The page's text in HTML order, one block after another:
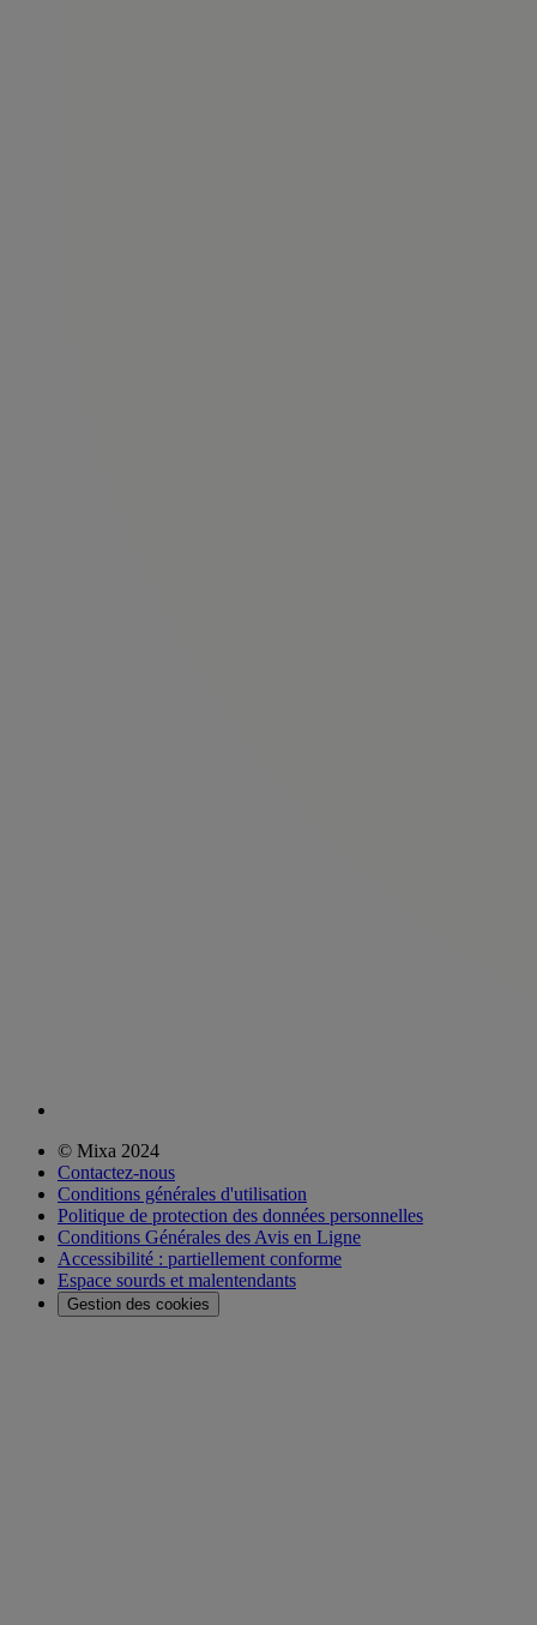
© Mixa 2024
Contactez-nous
Conditions générales d'utilisation
Politique de protection des données personnelles
Conditions Générales des Avis en Ligne
Accessibilité : partiellement conforme
Espace sourds et malentendants
Gestion des cookies